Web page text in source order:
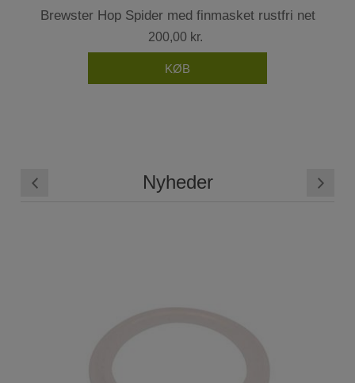
Brewster Hop Spider med finmasket rustfri net
200,00 kr.
Nyheder